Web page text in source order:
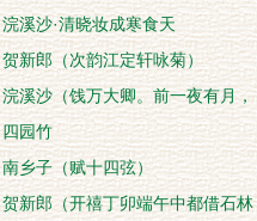
浣溪沙·清晓妆成寒食天
贺新郎（次韵江定轩咏菊）
浣溪沙（饯万大卿。前一夜有月，
此日不得用乐作
四园竹
南乡子（赋十四弦）
贺新郎（开禧丁卯端午中都借石林